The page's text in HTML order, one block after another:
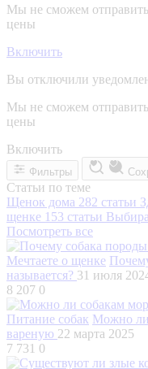
Мы не сможем
цены
Включить
Вы отключили
Мы не сможем
цены
Включить
Фильтры
Статьи по теме
Щенок дома 282 статьи
щенке 153 статьи
Посмотреть все
Мечтаете о щенке
называется? 31 июля
8 207 0
Питание собак Можно ли
вареную 22 марта 2025
7 731 0